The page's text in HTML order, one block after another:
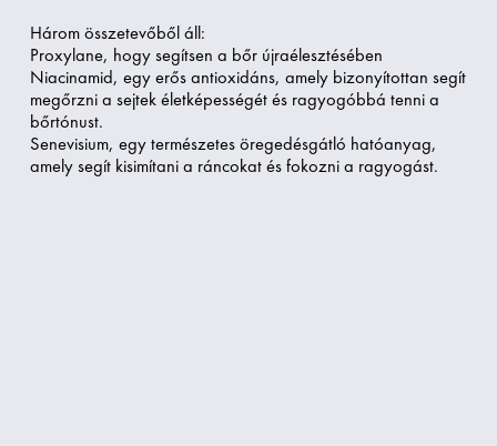
Három összetevőből áll:
Proxylane, hogy segítsen a bőr újraélesztésében
Niacinamid, egy erős antioxidáns, amely bizonyítottan segít
megőrzni a sejtek életképességét és ragyogóbbá tenni a
bőrtónust.
Senevisium, egy természetes öregedésgátló hatóanyag,
amely segít kisimítani a ráncokat és fokozni a ragyogást.